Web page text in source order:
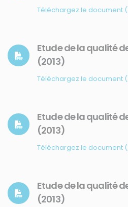
Téléchargez le document
Etude de la qualité
(2013)
Téléchargez le document
Etude de la qualité
(2013)
Téléchargez le document
Etude de la qualité
(2013)
31, rue du Pr. Raymond Garcin, 97200
Mail : info@madininair.fr
Mentions légales|Gestion des
© Madininair 2026.